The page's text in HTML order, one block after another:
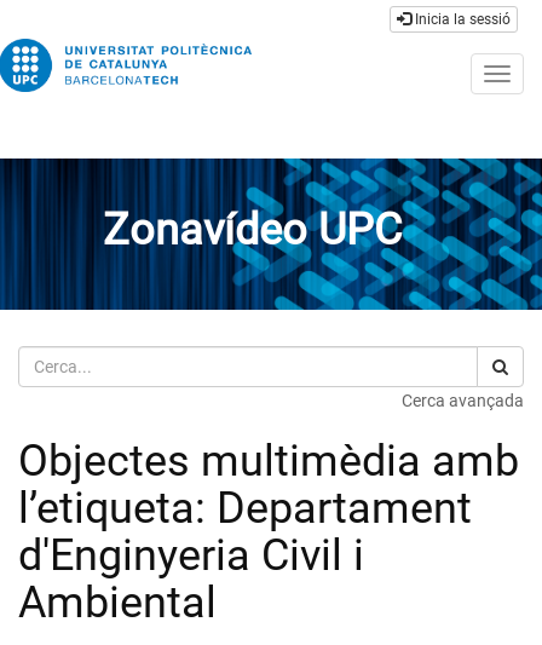
Inicia la sessió
Zonavídeo UPC
Cerca
Cerca avançada
Objectes multimèdia amb
l’etiqueta: Departament
d'Enginyeria Civil i
Ambiental